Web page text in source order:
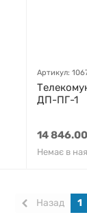
Артикул:
ДП-ПГ-1
14
Немає в
Назад 1